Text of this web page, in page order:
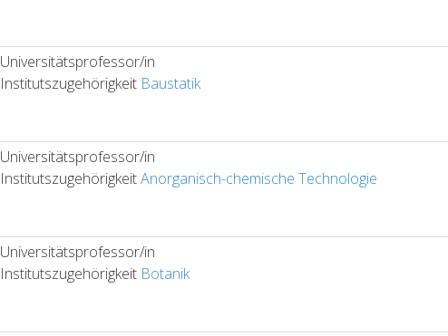
Universitätsprofessor/in
Institutszugehörigkeit Baustatik
Universitätsprofessor/in
InstitutszugehörigkeitAnorganisch-chemische Technologie
Universitätsprofessor/in
Institutszugehörigkeit Botanik